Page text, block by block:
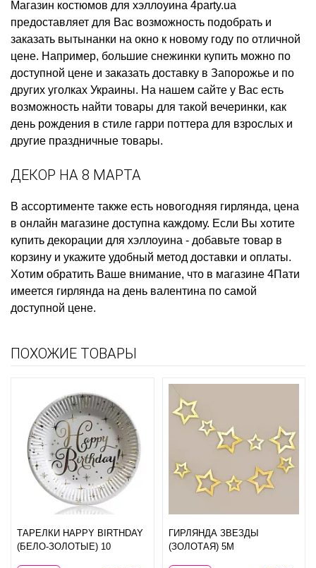
Магазин костюмов для хэллоуина 4party.ua
предоставляет для Вас возможность подобрать и
заказать вытынанки на окно к новому году по отличной
цене. Например, большие снежинки купить можно по
доступной цене и заказать доставку в Запорожье и по
других уголках Украины. На нашем сайте у Вас есть
возможность найти товары для такой вечеринки, как
день рождения в стиле гарри поттера для взрослых и
другие праздничные товары.
ДЕКОР НА 8 МАРТА
В ассортименте также есть новогодняя гирлянда, цена
в онлайн магазине доступна каждому. Если Вы хотите
купить декорации для хэллоуина - добавьте товар в
корзину и укажите удобный метод доставки и оплаты.
Хотим обратить Ваше внимание, что в магазине 4Пати
имеется гирлянда на день валентина по самой
доступной цене.
ПОХОЖИЕ ТОВАРЫ
ТАРЕЛКИ HAPPY BIRTHDAY
(БЕЛО-ЗОЛОТЫЕ) 10
ГИРЛЯНДА ЗВЕЗДЫ
(ЗОЛОТАЯ) 5М